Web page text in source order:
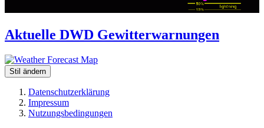
Aktuelle DWD Gewitterwarnungen
Stil ändern
Datenschutzerklärung
Impressum
Nutzungsbedingungen